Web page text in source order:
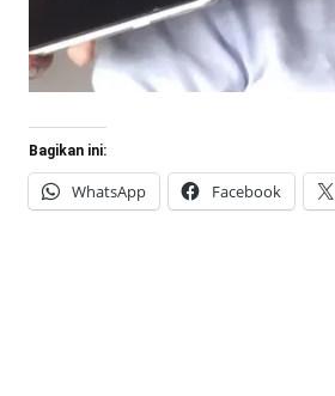
Bagikan ini:
WhatsApp Facebook